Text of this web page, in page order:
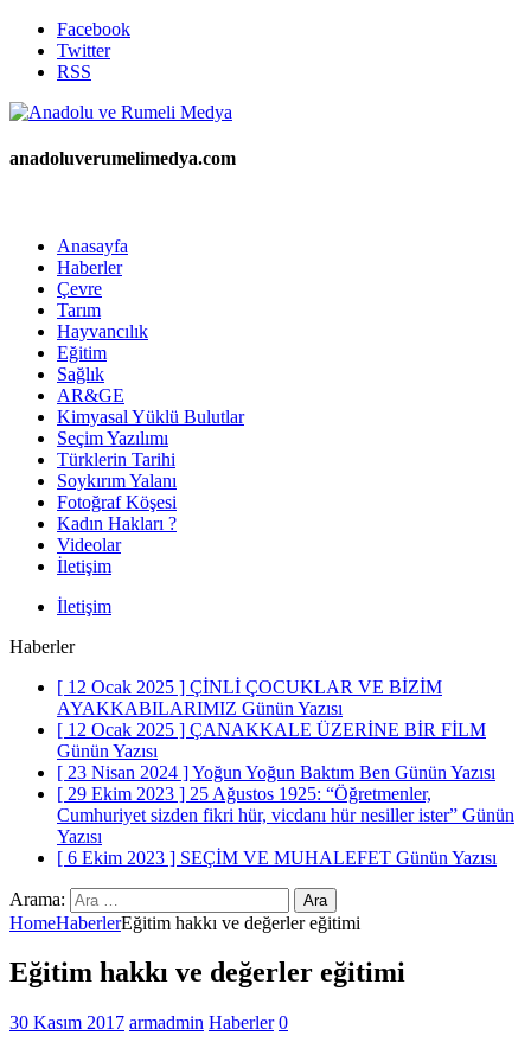
Facebook
Twitter
RSS
anadoluverumelimedya.com
Anasayfa
Haberler
Çevre
Tarım
Hayvancılık
Eğitim
Sağlık
AR&GE
Kimyasal Yüklü Bulutlar
Seçim Yazılımı
Türklerin Tarihi
Soykırım Yalanı
Fotoğraf Köşesi
Kadın Hakları ?
Videolar
İletişim
İletişim
Haberler
[ 12 Ocak 2025 ] ÇİNLİ ÇOCUKLAR VE BİZİM
AYAKKABILARIMIZ Günün Yazısı
[ 12 Ocak 2025 ] ÇANAKKALE ÜZERİNE BİR FİLM
Günün Yazısı
[ 23 Nisan 2024 ]Yoğun Yoğun Baktım Ben Günün Yazısı
[ 29 Ekim 2023 ] 25 Ağustos 1925: “Öğretmenler,
Cumhuriyet sizden fikri hür, vicdanı hür nesiller ister” Günün
Yazısı
[ 6 Ekim 2023 ] SEÇİM VE MUHALEFET Günün Yazısı
Arama:
HomeHaberlerEğitim hakkı ve değerler eğitimi
Eğitim hakkı ve değerler eğitimi
30 Kasım 2017 armadmin Haberler 0